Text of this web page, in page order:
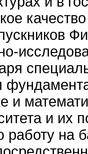
и
и их
работу на